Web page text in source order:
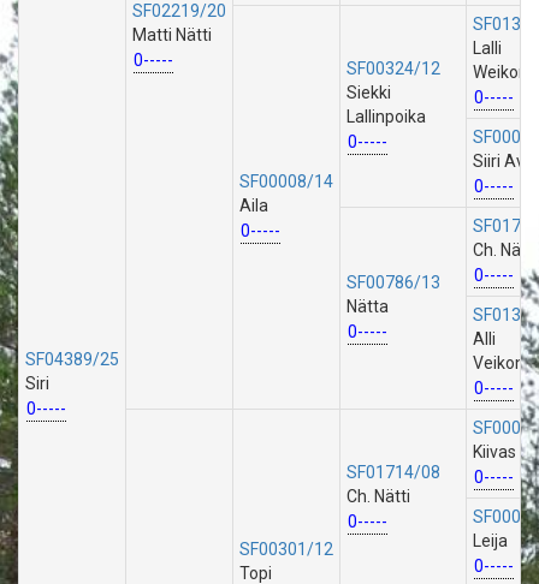
SF04389/25
Siri
0-----
SF02219/20
Matti Nätti
0-----
SF00008/14
Aila
0-----
SF00324/12
Siekki
Lallinpoika
0-----
Lalli
0-----
Siiri Av
0-----
SF00786/13
Nätta
0-----
Ch. Nätti
0-----
Alli
0-----
SF00301/12
Topi
SF01714/08
Ch. Nätti
0-----
Kiivas
0-----
Leija
0-----